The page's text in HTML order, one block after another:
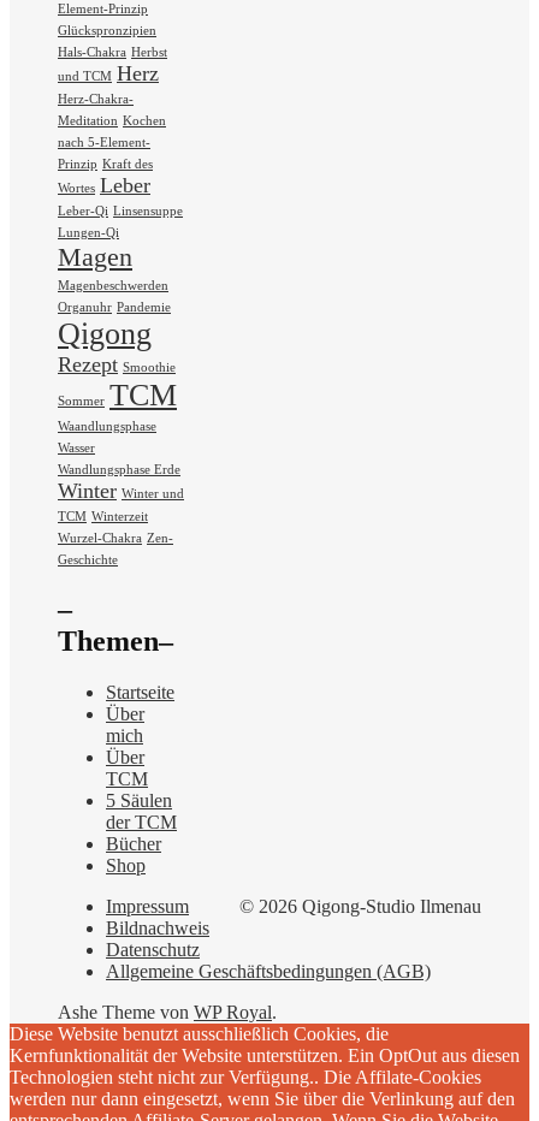
Element-Prinzip
Glückspronzipien
Hals-Chakra Herbst
und TCM Herz
Herz-Chakra-
Meditation Kochen
nach 5-Element-
Prinzip Kraft des
Wortes Leber
Leber-Qi Linsensuppe
Lungen-Qi
Magen
Magenbeschwerden
Organuhr Pandemie
Qigong
Rezept Smoothie
Sommer TCM
Waandlungsphase
Wasser
Wandlungsphase Erde
Winter Winter und
TCM Winterzeit
Wurzel-Chakra Zen-
Geschichte
–
Themen–
Startseite
Über
mich
Über
TCM
5 Säulen
der TCM
Bücher
Shop
© 2026 Qigong-Studio Ilmenau
Impressum
Bildnachweis
Datenschutz
Allgemeine Geschäftsbedingungen (AGB)
Ashe Theme von WP Royal.
Diese Website benutzt ausschließlich Cookies, die
Kernfunktionalität der Website unterstützen. Ein OptOut aus diesen
Technologien steht nicht zur Verfügung.. Die Affilate-Cookies
werden nur dann eingesetzt, wenn Sie über die Verlinkung auf den